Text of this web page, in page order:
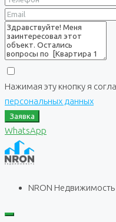
Нажимая эту кнопку я
персональных данных
Заявка
WhatsApp
NRON Недвижимость